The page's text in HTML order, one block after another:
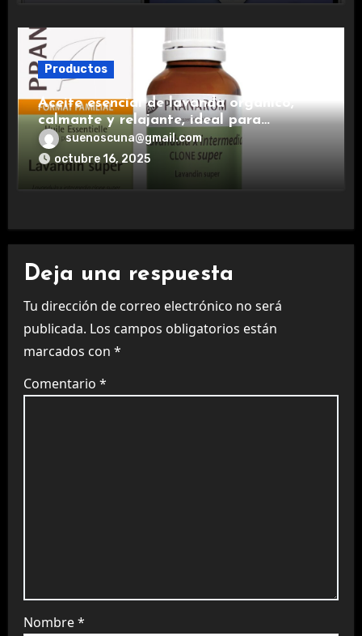
Productos
Aceite esencial de lavanda orgánico,
calmante y relajante, ideal para
aromaterapia.
suenoscuna@gmail.com
octubre 16, 2025
Deja una respuesta
Tu dirección de correo electrónico no será
publicada. Los campos obligatorios están
marcados con *
Comentario *
Nombre*